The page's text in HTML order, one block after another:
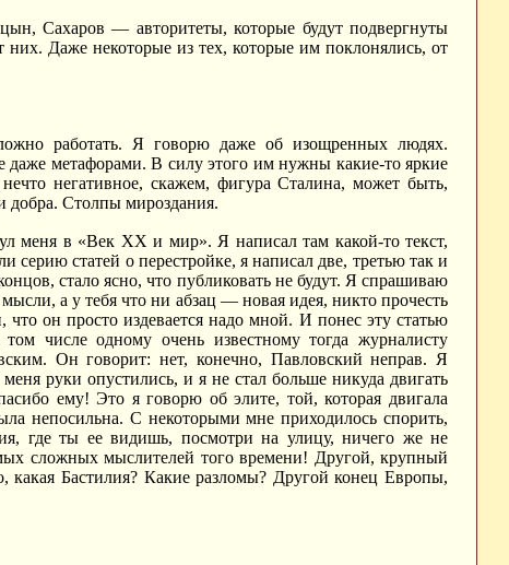
Сахаров — авторитеты, которые будут подвергнуты
Даже некоторые из тех, которые им поклонялись, от
работать. Я говорю даже об изощренных людях.
метафорами. В силу этого им нужны какие-то яркие
негативное, скажем, фигура Сталина, может быть,
добра. Столпы мироздания.
меня в «Век ХХ и мир». Я написал там какой-то текст,
серию статей о перестройке, я написал две, третью так и
стало ясно, что публиковать не будут. Я спрашиваю
а у тебя что ни абзац — новая идея, никто прочесть
он просто издевается надо мной. И понес эту статью
числе одному очень известному тогда журналисту
Он говорит: нет, конечно, Павловский неправ. Я
руки опустились, и я не стал больше никуда двигать
ему! Это я говорю об элите, той, которая двигала
непосильна. С некоторыми мне приходилось спорить,
где ты ее видишь, посмотри на улицу, ничего же не
сложных мыслителей того времени! Другой, крупный
Бастилия? Какие разломы? Другой конец Европы,